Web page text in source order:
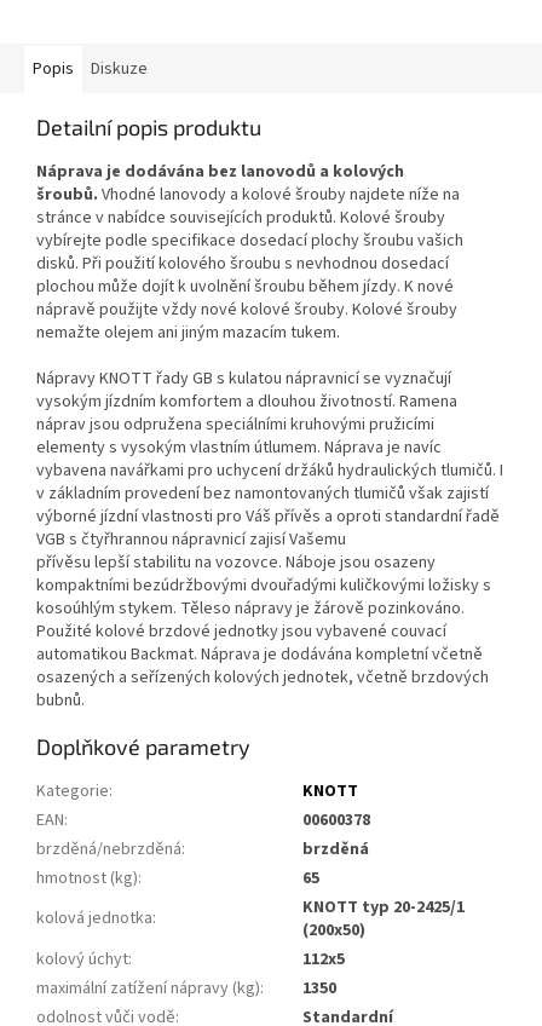
Popis Diskuze
Detailní popis produktu
Náprava je dodávána bez lanovodů a kolových
šroubů. Vhodné lanovody a kolové šrouby najdete níže na
stránce v nabídce souvisejících produktů. Kolové šrouby
vybírejte podle specifikace dosedací plochy šroubu vašich
disků. Při použití kolového šroubu s nevhodnou dosedací
plochou může dojít k uvolnění šroubu během jízdy. K nové
nápravě použijte vždy nové kolové šrouby. Kolové šrouby
nemažte olejem ani jiným mazacím tukem.
Nápravy KNOTT řady GB s kulatou nápravnicí se vyznačují
vysokým jízdním komfortem a dlouhou životností. Ramena
náprav jsou odpružena speciálními kruhovými pružicími
elementy s vysokým vlastním útlumem. Náprava je navíc
vybavena navářkami pro uchycení držáků hydraulických tlumičů. I
v základním provedení bez namontovaných tlumičů však zajistí
výborné jízdní vlastnosti pro Váš přívěs a oproti standardní řadě
VGB s čtyřhrannou nápravnicí zajisí Vašemu
přívěsu lepší stabilitu na vozovce. Náboje jsou osazeny
kompaktními bezúdržbovými dvouřadými kuličkovými ložisky s
kosoúhlým stykem. Těleso nápravy je žárově pozinkováno.
Použité kolové brzdové jednotky jsou vybavené couvací
automatikou Backmat. Náprava je dodávána kompletní včetně
osazených a seřízených kolových jednotek, včetně brzdových
bubnů.
Doplňkové parametry
Kategorie:
KNOTT
EAN:
00600378
brzděná/nebrzděná:
brzděná
hmotnost (kg):
65
kolová jednotka:
KNOTT typ 20-2425/1
(200x50)
kolový úchyt:
112x5
maximální zatížení nápravy (kg):
1350
odolnost vůči vodě: Standardní